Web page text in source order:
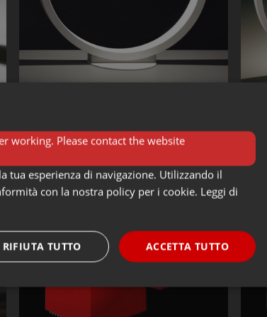
-20%
working. Please contact the website
tua esperienza di navigazione. Utilizzando il
con la nostra policy per i cookie. Leggi di
ACCETTA TUTTO
RIFIUTA TUTTO
Funzionalità